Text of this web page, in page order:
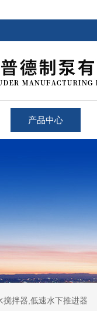
产品中心
拌器,低速水下推进器